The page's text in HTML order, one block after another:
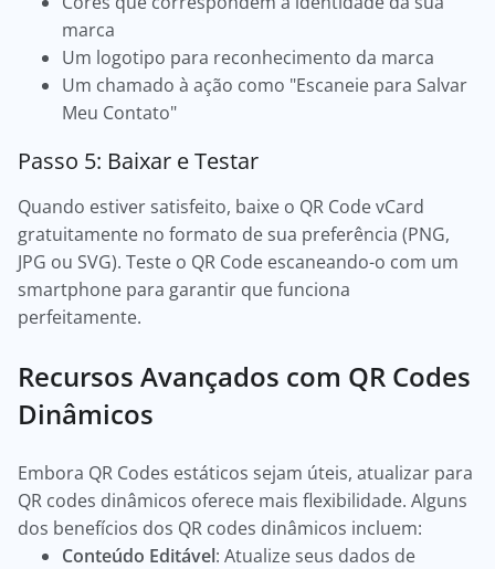
marca
Um logotipo para reconhecimento da marca
Um chamado à ação como "Escaneie para Salvar
Meu Contato"
Passo 5: Baixar e Testar
Quando estiver satisfeito, baixe o QR Code vCard
gratuitamente no formato de sua preferência (PNG,
JPG ou SVG). Teste o QR Code escaneando-o com um
smartphone para garantir que funciona
perfeitamente.
Recursos Avançados com QR Codes
Dinâmicos
Embora QR Codes estáticos sejam úteis, atualizar para
QR codes dinâmicos oferece mais flexibilidade. Alguns
dos benefícios dos QR codes dinâmicos incluem:
Conteúdo Editável: Atualize seus dados de